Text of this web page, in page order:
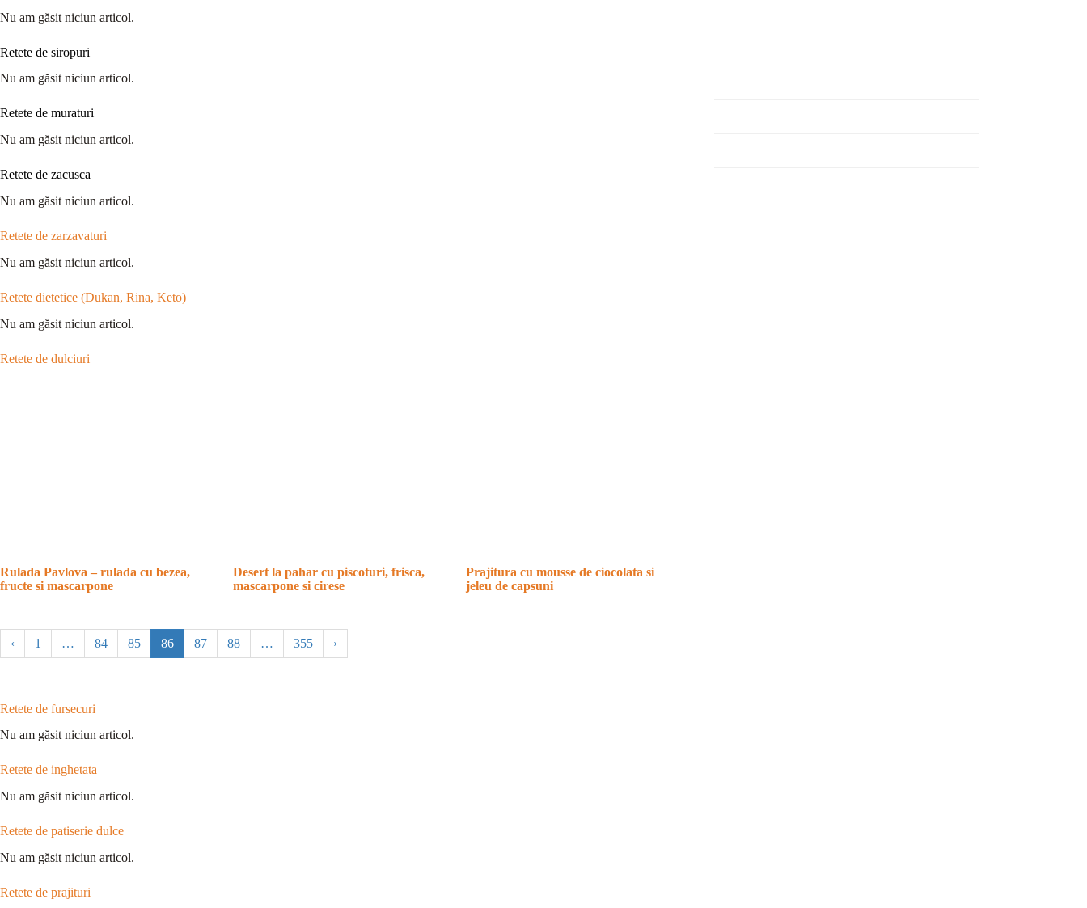
Nu am găsit niciun articol.
Retete de siropuri
Nu am găsit niciun articol.
Retete de muraturi
Nu am găsit niciun articol.
Retete de zacusca
Nu am găsit niciun articol.
Retete de zarzavaturi
Nu am găsit niciun articol.
Retete dietetice (Dukan, Rina, Keto)
Nu am găsit niciun articol.
Retete de dulciuri
Rulada Pavlova – rulada cu bezea,
fructe si mascarpone
Desert la pahar cu piscoturi, frisca,
mascarpone si cirese
Prajitura cu mousse de ciocolata si
jeleu de capsuni
‹ 1 … 84 85 86 87 88 … 355 ›
Retete de fursecuri
Nu am găsit niciun articol.
Retete de inghetata
Nu am găsit niciun articol.
Retete de patiserie dulce
Nu am găsit niciun articol.
Retete de prajituri